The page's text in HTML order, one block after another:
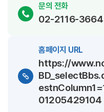
문의 전화
02-2116-3664
홈페이지 URL
https://
01205429104